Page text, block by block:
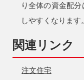
り全体の資金配
しやすくなります
関連リンク
注文住宅